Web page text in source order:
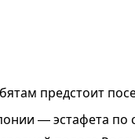
предстоит
— эстафета по